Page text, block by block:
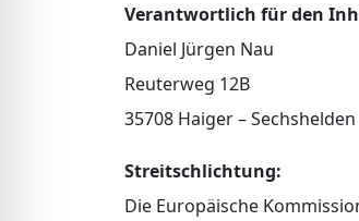
Verantwortlich für den
Daniel Jürgen Nau
Reuterweg 12B
35708 Haiger – Sechshelden
Streitschlichtung:
Die Europäische